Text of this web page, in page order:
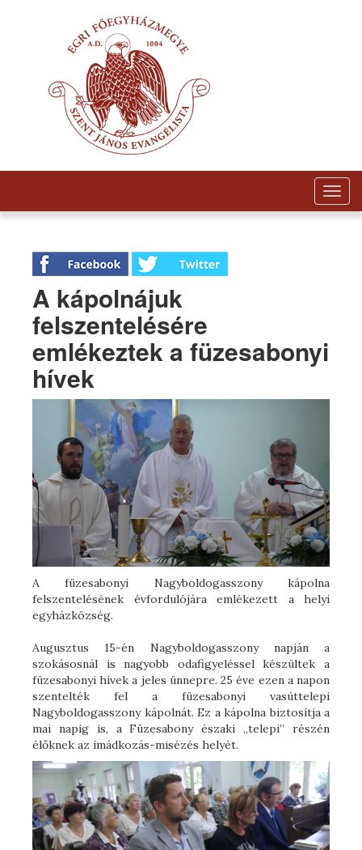
A kápolnájuk
felszentelésére
emlékeztek a füzesabonyi
hívek
A füzesabonyi Nagyboldogasszony kápolna
felszentelésének évfordulójára emlékezett a helyi
egyházközség.
Augusztus 15-én Nagyboldogasszony napján a
szokásosnál is nagyobb odafigyeléssel készültek a
füzesabonyi hívek a jeles ünnepre. 25 éve ezen a napon
szentelték fel a füzesabonyi vasúttelepi
Nagyboldogasszony kápolnát. Ez a kápolna biztosítja a
mai napig is, a Füzesabony északi „telepi” részén
élőknek az imádkozás-misézés helyét.